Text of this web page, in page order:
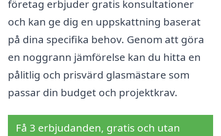
företag erbjuder gratis konsultationer
och kan ge dig en uppskattning baserat
på dina specifika behov. Genom att göra
en noggrann jämförelse kan du hitta en
pålitlig och prisvärd glasmästare som
passar din budget och projektkrav.
Få 3 erbjudanden, gratis och utan